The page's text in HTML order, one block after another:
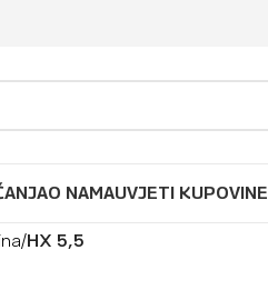
O NAMAUVJETI KUPOVINE
/HX 5,5